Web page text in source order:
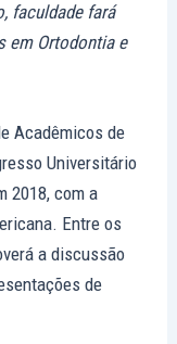
faculdade fará
em Ortodontia e
Acadêmicos de
Universitário
2018, com a
Entre os
a discussão
de